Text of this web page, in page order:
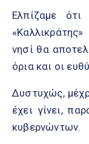
Ελπίζαμε
νησί θα
όρια και οι
Δυστυχώς,
έχει γίνει,
κυβερνώντων.